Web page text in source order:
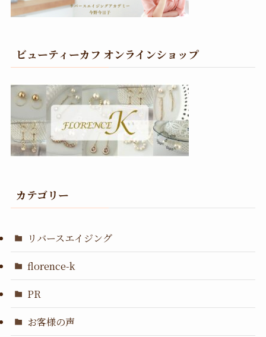
ビューティーカフ オンラインショップ
カテゴリー
リバースエイジング
florence-k
PR
お客様の声